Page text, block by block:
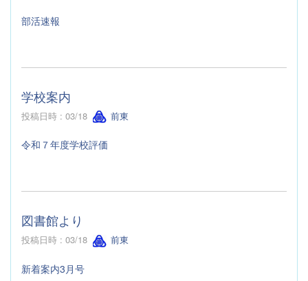
部活速報
学校案内
投稿日時 : 03/18 前東
令和７年度学校評価
図書館より
投稿日時 : 03/18 前東
新着案内3月号